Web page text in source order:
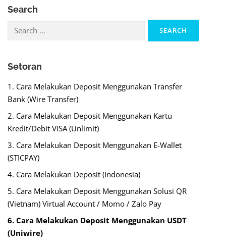
Search
for:
Setoran
1. Cara Melakukan Deposit Menggunakan Transfer
Bank (Wire Transfer)
2. Cara Melakukan Deposit Menggunakan Kartu
Kredit/Debit VISA (Unlimit)
3. Cara Melakukan Deposit Menggunakan E-Wallet
(STICPAY)
4. Cara Melakukan Deposit (Indonesia)
5. Cara Melakukan Deposit Menggunakan Solusi QR
(Vietnam) Virtual Account / Momo / Zalo Pay
6. Cara Melakukan Deposit Menggunakan USDT
(Uniwire)